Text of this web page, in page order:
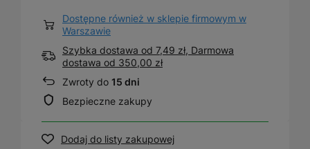
Dostępne również w sklepie firmowym w
Warszawie
Szybka dostawa od 7,49 zł, Darmowa
dostawa od 350,00 zł
Zwroty do 15 dni
Bezpieczne zakupy
Dodaj do listy zakupowej